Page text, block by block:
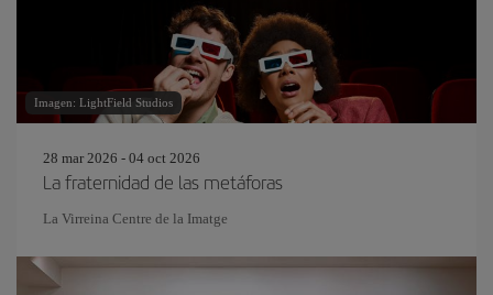
Imagen: LightField Studios
28 mar 2026 - 04 oct 2026
La fraternidad de las metáforas
La Virreina Centre de la Imatge